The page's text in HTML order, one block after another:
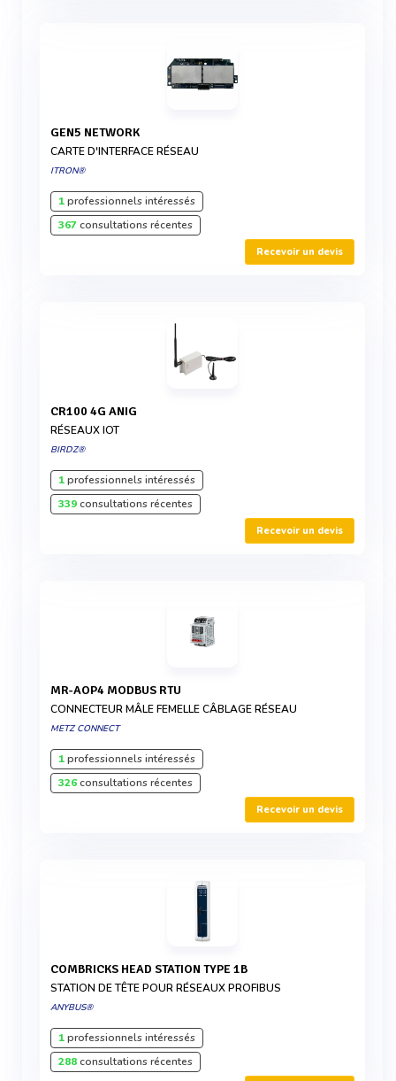
GEN5 NETWORK
CARTE D'INTERFACE RÉSEAU
ITRON®
1professionnels intéressés
367consultations récentes
Recevoir un devis
CR100 4G ANIG
RÉSEAUX IOT
BIRDZ®
1professionnels intéressés
339consultations récentes
Recevoir un devis
MR-AOP4 MODBUS RTU
CONNECTEUR MÂLE FEMELLE CÂBLAGE RÉSEAU
METZ CONNECT
1professionnels intéressés
326consultations récentes
Recevoir un devis
COMBRICKS HEAD STATION TYPE 1B
STATION DE TÊTE POUR RÉSEAUX PROFIBUS
ANYBUS®
1professionnels intéressés
288consultations récentes